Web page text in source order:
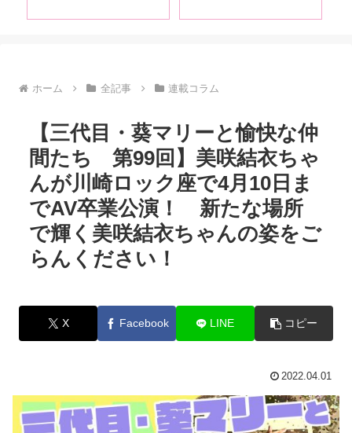
ホーム 全記事 連載コラム
【三代目・葵マリーと愉快な仲
間たち 第99回】美咲結衣ちゃ
んが川崎ロック座で4月10日ま
でAV卒業公演！ 新たな場所
で輝く美咲結衣ちゃんの姿をご
らんください！
X Facebook LINE コピー
2022.04.01